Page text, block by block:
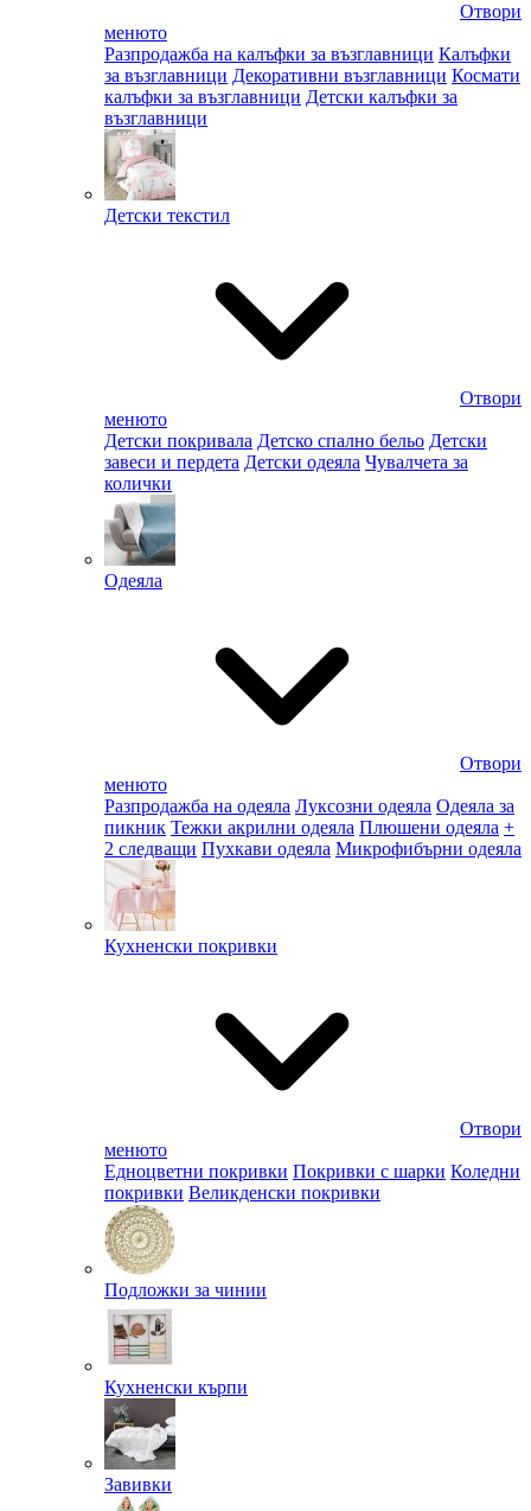
Отвори
менюто
Разпродажба на калъфки за възглавници Калъфки
за възглавници Декоративни възглавници Космати
калъфки за възглавници Детски калъфки за
възглавници
Детски текстил
Отвори
менюто
Детски покривала Детско спално бельо Детски
завеси и пердета Детски одеяла Чувалчета за
колички
Одеяла
Отвори
менюто
Разпродажба на одеяла Луксозни одеяла Одеяла за
пикник Тежки акрилни одеяла Плюшени одеяла +
2 следващи Пухкави одеяла Микрофибърни одеяла
Кухненски покривки
Отвори
менюто
Едноцветни покривки Покривки с шарки Коледни
покривки Великденски покривки
Подложки за чинии
Кухненски кърпи
Завивки